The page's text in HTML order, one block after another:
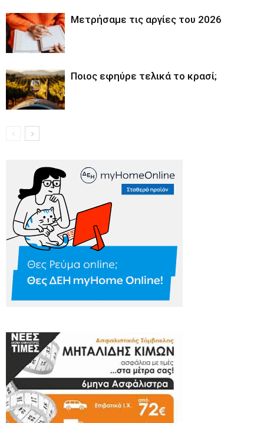
Μετρήσαμε τις αργίες του 2026
Ποιος εφηύρε τελικά το κρασί;